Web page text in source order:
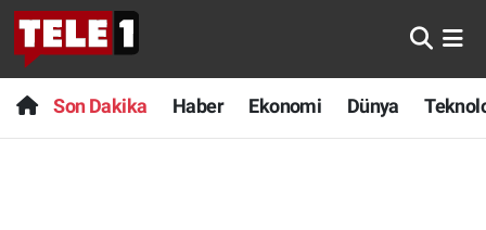
Son Dakika Haber Ekonomi Dünya
Anında Manşet
Başka Sohbetler
Son Dakika
Haber
Nöbetçi Eczaneler
Hava Durumu